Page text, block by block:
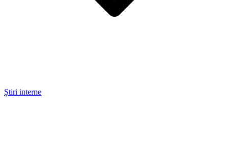
Știri interne